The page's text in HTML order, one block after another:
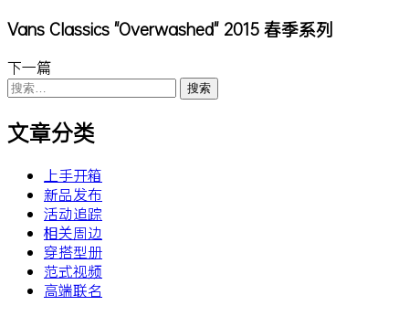
Vans Classics "Overwashed" 2015 春季系列
下一篇
搜
索：
文章分类
上手开箱
新品发布
活动追踪
相关周边
穿搭型册
范式视频
高端联名